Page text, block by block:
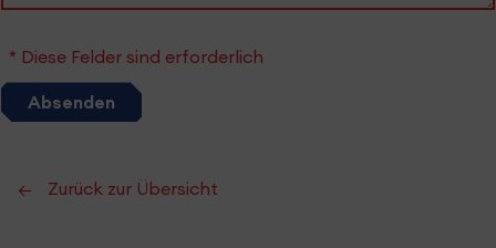
* Diese Felder sind erforderlich
Absenden
Zurück zur Übersicht